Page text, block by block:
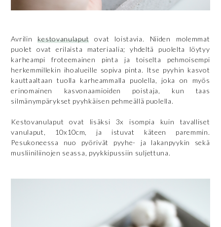
Avrilinkestovanulaput ovat loistavia. Niiden molemmat
puolet ovat erilaista materiaalia; yhdeltä puolelta löytyy
karheampi froteemainen pinta ja toiselta pehmoisempi
herkemmillekin ihoalueille sopiva pinta. Itse pyyhin kasvot
kauttaaltaan tuolla karheammalla puolella, joka on myös
erinomainen kasvonaamioiden poistaja, kun taas
silmänympärykset pyyhkäisen pehmeällä puolella.
Kestovanulaput ovat lisäksi 3x isompia kuin tavalliset
vanulaput, 10x10cm, ja istuvat käteen paremmin.
Pesukoneessa nuo pyörivät pyyhe- ja lakanpyykin sekä
musliiniliinojen seassa, pyykkipussiin suljettuna.